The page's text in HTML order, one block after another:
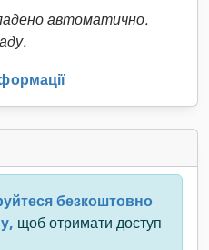
автоматично.
безкоштовно
щоб отримати доступ